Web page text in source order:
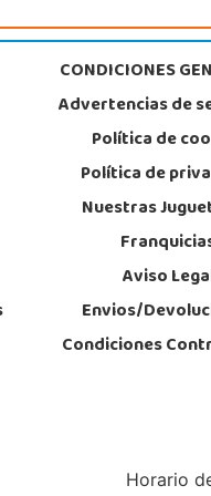
Puerta del Odiel, Pol. Pesquero Norte, Nave
POCAS UNIDADES
CONDICIONES
Advertencias de
Política de
Política de
Nuestras
Aviso
Envios/
Condiciones
Horario